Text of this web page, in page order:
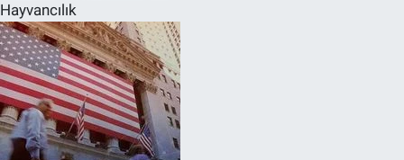
Hayvancılık